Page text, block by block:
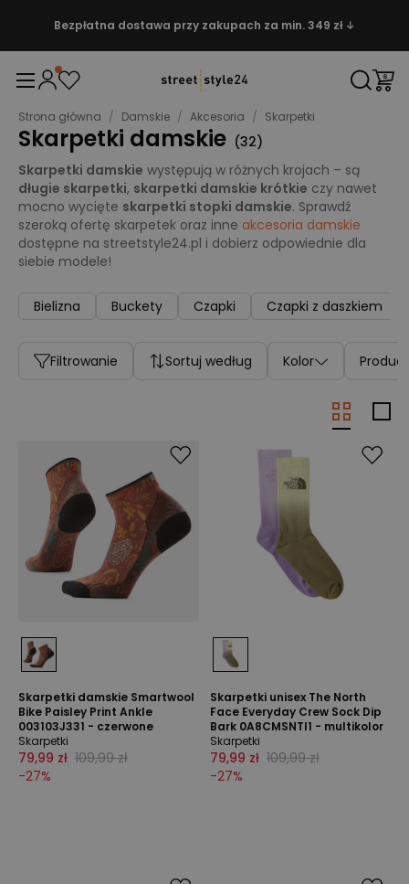
Bezpłatna dostawa przy zakupach za min. 349 zł ↓
Strona główna / Damskie / Akcesoria / Skarpetki
Skarpetki damskie (32)
Skarpetki damskie występują w różnych krojach – są
długie skarpetki, skarpetki damskie krótkie czy nawet
mocno wycięte skarpetki stopki damskie. Sprawdź
szeroką ofertę skarpetek oraz inne akcesoria damskie
dostępne na streetstyle24.pl i dobierz odpowiednie dla
siebie modele!
Bielizna Buckety Czapki Czapki z daszkiem
Filtrowanie Sortuj według Kolor
Skarpetki damskie Smartwool
Bike Paisley Print Ankle
003103J331 - czerwone
Skarpetki
79,99 zł 109,99 zł
-27%
Skarpetki unisex The North
Face Everyday Crew Sock Dip
Bark 0A8CMSNTI1 - multikolor
Skarpetki
79,99 zł 109,99 zł
-27%